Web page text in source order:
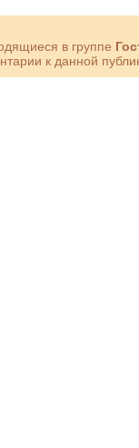
в группе
к данной